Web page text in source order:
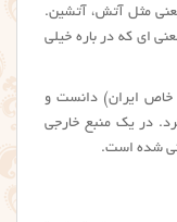
مثل آتش، آتشین.
ای که در باره خیلی
خاص ایران) دانست و
در یک منبع خارجی